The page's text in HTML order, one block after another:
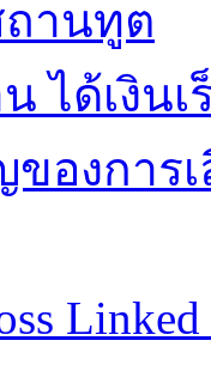
านทูต
ได้เงิน
องการ